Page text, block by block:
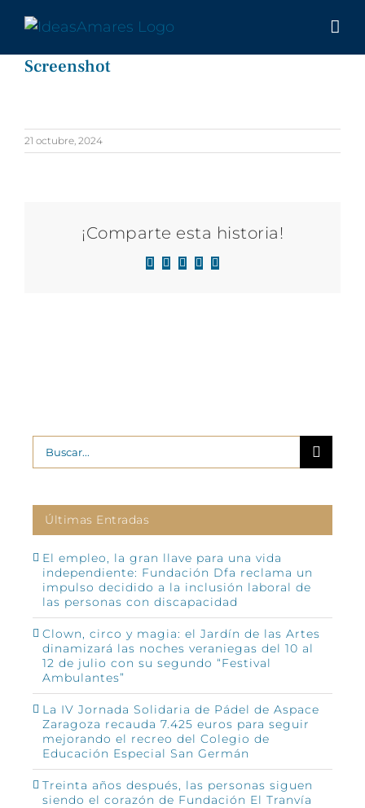
contenido
Screenshot
21 octubre, 2024
¡Comparte esta historia!
Facebook
X LinkedIn
WhatsApp
Correo
Buscar:
Últimas Entradas
El empleo, la gran llave para una vida
independiente: Fundación Dfa reclama un
impulso decidido a la inclusión laboral de
las personas con discapacidad
Clown, circo y magia: el Jardín de las Artes
dinamizará las noches veraniegas del 10 al
12 de julio con su segundo “Festival
Ambulantes”
La IV Jornada Solidaria de Pádel de Aspace
Zaragoza recauda 7.425 euros para seguir
mejorando el recreo del Colegio de
Educación Especial San Germán
Treinta años después, las personas siguen
siendo el corazón de Fundación El Tranvía